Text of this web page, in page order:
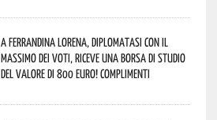
A Ferrandina Lorena, diplomatasi con il
massimo dei voti, riceve una borsa di studio
del valore di 800 euro! Complimenti